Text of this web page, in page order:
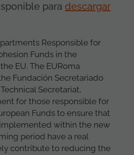
para descargar
Responsible for
Funds in the
EU. The EURoma
Fundación Secretariado
Secretariat,
for those responsible for
Funds to ensure that
within the new
period have a real
contribute to reducing the